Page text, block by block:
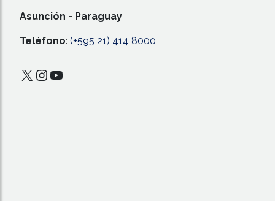
Asunción - Paraguay
Teléfono: (+595 21) 414 8000
X Instagram
YouTube